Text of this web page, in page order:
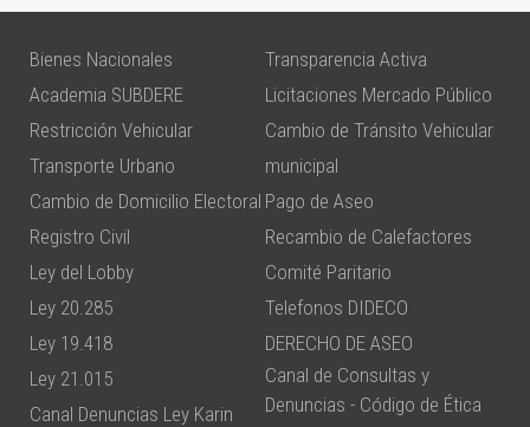
Bienes Nacionales
Academia SUBDERE
Restricción Vehicular
Transporte Urbano
Cambio de Domicilio Electoral
Registro Civil
Ley del Lobby
Ley 20.285
Ley 19.418
Ley 21.015
Canal Denuncias Ley Karin
Transparencia Activa
Licitaciones Mercado Público
Cambio de Tránsito Vehicular
municipal
Pago de Aseo
Recambio de Calefactores
Comité Paritario
Telefonos DIDECO
DERECHO DE ASEO
Canal de Consultas y
Denuncias - Código de Ética